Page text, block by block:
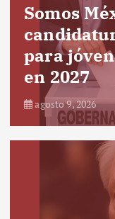
Somos
para
en 2027
agosto 9, 2026